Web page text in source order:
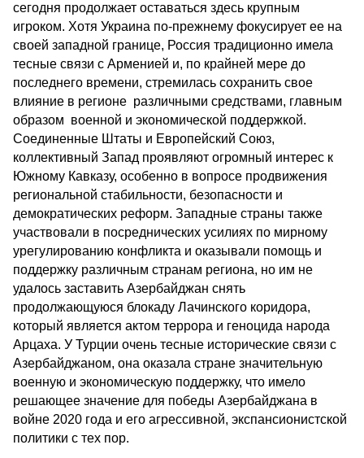
сегодня продолжает оставаться здесь крупным
игроком. Хотя Украина по-прежнему фокусирует ее на
своей западной границе, Россия традиционно имела
тесные связи с Арменией и, по крайней мере до
последнего времени, стремилась сохранить свое
влияние в регионе различными средствами, главным
образом военной и экономической поддержкой.
Соединенные Штаты и Европейский Союз,
коллективный Запад проявляют огромный интерес к
Южному Кавказу, особенно в вопросе продвижения
региональной стабильности, безопасности и
демократических реформ. Западные страны также
участвовали в посреднических усилиях по мирному
урегулированию конфликта и оказывали помощь и
поддержку различным странам региона, но им не
удалось заставить Азербайджан снять
продолжающуюся блокаду Лачинского коридора,
который является актом террора и геноцида народа
Арцаха. У Турции очень тесные исторические связи с
Азербайджаном, она оказала стране значительную
военную и экономическую поддержку, что имело
решающее значение для победы Азербайджана в
войне 2020 года и его агрессивной, экспансионистской
политики с тех пор.